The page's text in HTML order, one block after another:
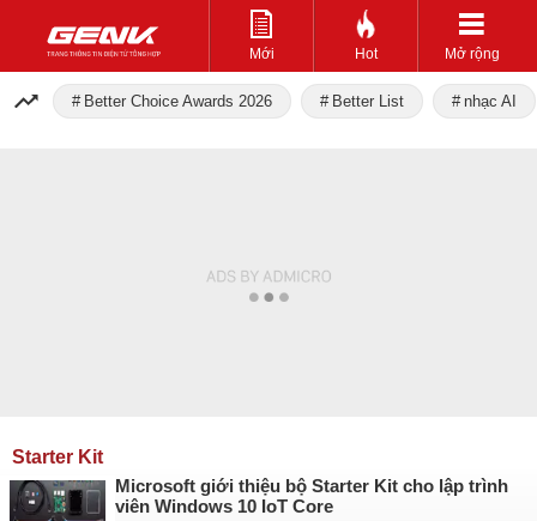
Mới Hot Mở rộng
Better Choice Awards 2026 Better List nhạc AI
Starter Kit
Microsoft giới thiệu bộ Starter Kit cho lập trình
viên Windows 10 IoT Core